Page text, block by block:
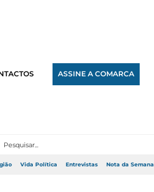
ASSINE A COMARCA
Vida Política Entrevistas Nota da Semana